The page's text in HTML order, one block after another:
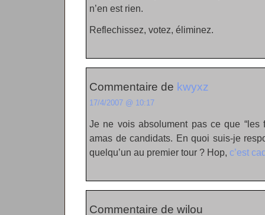
n’en est rien.
Reflechissez, votez, éliminez.
Commentaire de kwyxz
17/4/2007 @ 10:17
Je ne vois absolument pas ce que “les
amas de candidats. En quoi suis-je
quelqu’un au premier tour ? Hop, c’est
Commentaire de wilou